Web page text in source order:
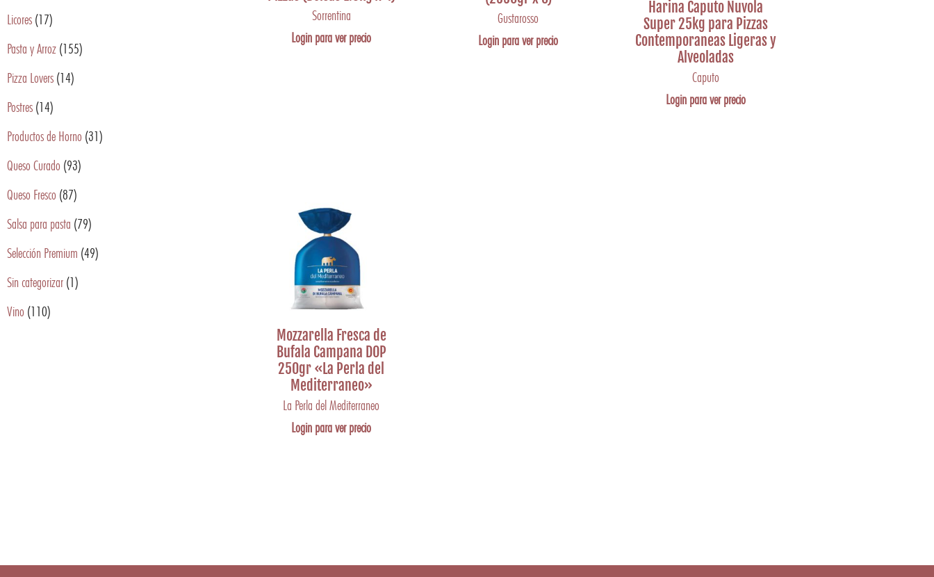
Licores (17)
Pasta y Arroz (155)
Pizza Lovers (14)
Postres (14)
Productos de Horno (31)
Queso Curado (93)
Queso Fresco (87)
Salsa para pasta (79)
Selección Premium (49)
Sin categorizar (1)
Vino (110)
Sorrentina
Login para ver precio
Gustarosso
Login para ver precio
Harina Caputo Nuvola
Super 25kg para Pizzas
Contemporaneas Ligeras y
Alveoladas
Caputo
Login para ver precio
Mozzarella Fresca de
Bufala Campana DOP
250gr «La Perla del
Mediterraneo»
La Perla del Mediterraneo
Login para ver precio